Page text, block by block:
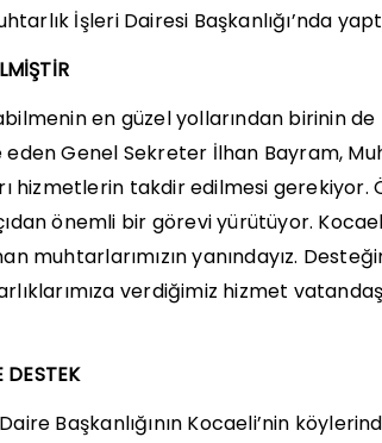
İşleri Dairesi Başkanlığı’nda
en güzel yollarından birinin
Genel Sekreter İlhan Bayram,
hizmetlerin takdir edilmesi gerekiyor.
önemli bir görevi yürütüyor.
muhtarlarımızın yanındayız.
verdiğimiz hizmet
DESTEK
Başkanlığının Kocaeli’nin